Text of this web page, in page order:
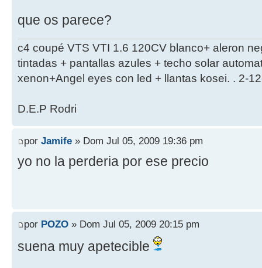
que os parece?
c4 coupé VTS VTI 1.6 120CV blanco+ aleron
tintadas + pantallas azules + techo solar
xenon+Angel eyes con led + llantas kosei. . 2-
D.E.P Rodri
por Jamife » Dom Jul 05, 2009 19:36 pm
yo no la perderia por ese precio
por POZO » Dom Jul 05, 2009 20:15 pm
suena muy apetecible